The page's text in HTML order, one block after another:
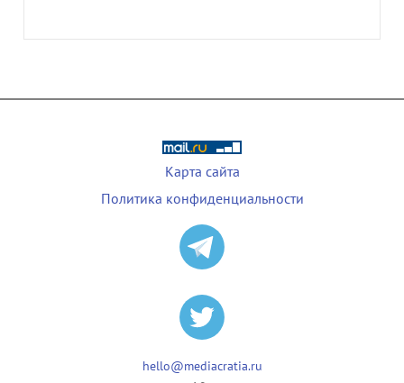
Карта сайта
Политика конфиденциальности
hello@mediacratia.ru